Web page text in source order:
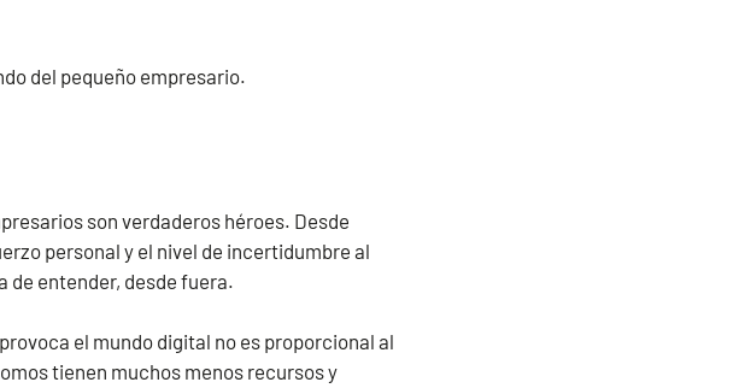
del pequeño empresario.
son verdaderos héroes. Desde
personal y el nivel de incertidumbre al
de entender, desde fuera.
el mundo digital no es proporcional al
tienen muchos menos recursos y